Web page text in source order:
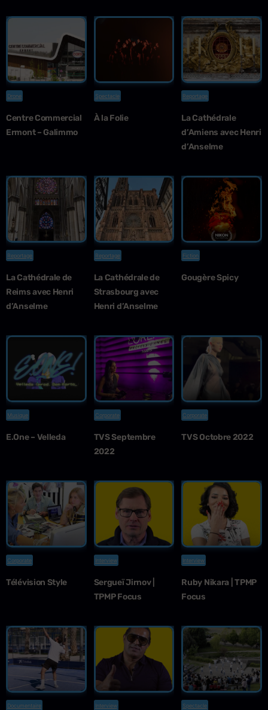
Drone
Centre Commercial
Ermont – Galimmo
Spectacle
À la Folie
Reportage
La Cathédrale
d’Amiens avec Henri
d’Anselme
Reportage
La Cathédrale de
Reims avec Henri
d’Anselme
Reportage
La Cathédrale de
Strasbourg avec
Henri d’Anselme
Fiction
Gougère Spicy
Musique
E.One – Velleda
Corporate
TVS Septembre
2022
Corporate
TVS Octobre 2022
Corporate
Télévision Style
Interview
Sergueï Jirnov |
TPMP Focus
Interview
Ruby Nikara | TPMP
Focus
Documentaire Interview Spectacle